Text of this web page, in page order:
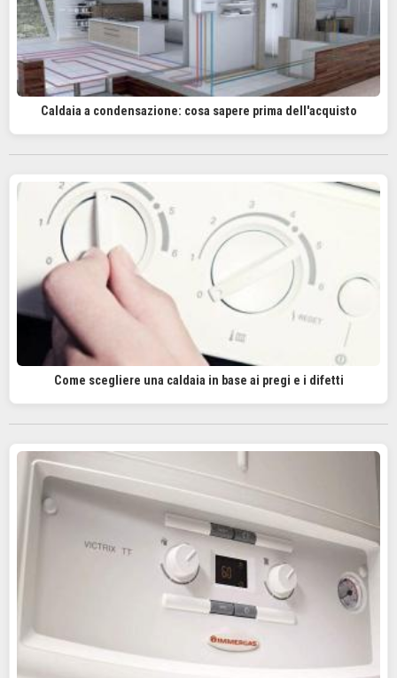
Caldaia a condensazione: cosa sapere prima dell'acquisto
Come scegliere una caldaia in base ai pregi e i difetti